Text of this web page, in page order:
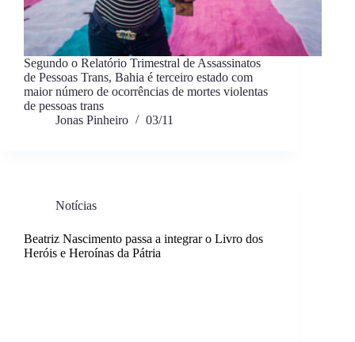
Segundo o Relatório Trimestral de Assassinatos
de Pessoas Trans, Bahia é terceiro estado com
maior número de ocorrências de mortes violentas
de pessoas trans
Jonas Pinheiro
03/11
Notícias
Beatriz Nascimento passa a integrar o Livro dos
Heróis e Heroínas da Pátria